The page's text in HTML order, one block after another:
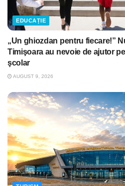
EDUCAȚIE
„Un ghiozdan pentru fiecare!”
Timişoara au nevoie de ajutor
şcolar
AUGUST 9, 2026